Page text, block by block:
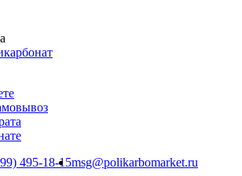
495-18-15msg@polikarbomarket.ru